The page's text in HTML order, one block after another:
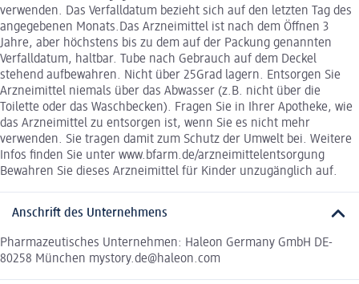
verwenden. Das Verfalldatum bezieht sich auf den letzten Tag des
angegebenen Monats.Das Arzneimittel ist nach dem Öffnen 3
Jahre, aber höchstens bis zu dem auf der Packung genannten
Verfalldatum, haltbar. Tube nach Gebrauch auf dem Deckel
stehend aufbewahren. Nicht über 25Grad lagern. Entsorgen Sie
Arzneimittel niemals über das Abwasser (z.B. nicht über die
Toilette oder das Waschbecken). Fragen Sie in Ihrer Apotheke, wie
das Arzneimittel zu entsorgen ist, wenn Sie es nicht mehr
verwenden. Sie tragen damit zum Schutz der Umwelt bei. Weitere
Infos finden Sie unter www.bfarm.de/arzneimittelentsorgung
Bewahren Sie dieses Arzneimittel für Kinder unzugänglich auf.
Anschrift des Unternehmens
Pharmazeutisches Unternehmen: Haleon Germany GmbH DE-
80258 München mystory.de@haleon.com